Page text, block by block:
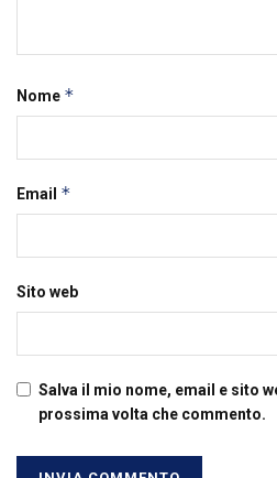
Nome *
Email *
Sito web
Salva il mio nome, email e sito
prossima volta che commento.